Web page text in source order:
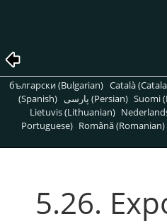
български (Bulgarian) Català
(Spanish)
پارسی (Persian) Suomi
Lietuvis (Lithuanian)
Portuguese) Română (Romanian)
5.26.